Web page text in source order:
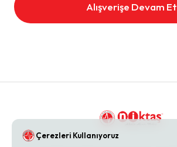
Alışverişe Devam Et
Çerezleri Kullanıyoruz